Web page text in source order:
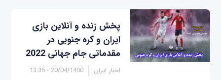
پخش زنده و آنلاین بازی
ایران و کره جنوبی در
مقدماتی جام جهانی 2022
اخبار ایران 20/04/1400 - 13:35